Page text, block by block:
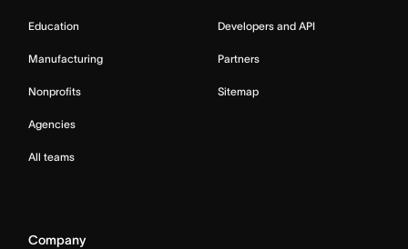
Education
Manufacturing
Nonprofits
Agencies
All teams
Developers and API
Partners
Sitemap
Company